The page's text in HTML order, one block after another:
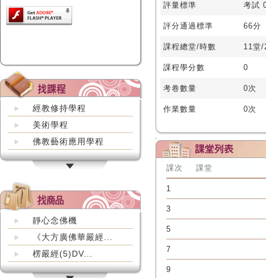
經教修持學程
美術學程
佛教藝術應用學程
靜心念佛機
《大方廣佛華嚴經...
楞嚴經(5)DV...
評量標準 考試
評分通過標準 66分
課程總堂/時數 11堂/
課程學分數 0
考卷數量 0次
作業數量 0次
課次 課堂
1
3
5
7
9